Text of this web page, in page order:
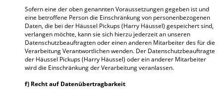
Sofern eine der oben genannten Voraussetzungen gegeben ist und
eine betroffene Person die Einschränkung von personenbezogenen
Daten, die bei der Häussel Pickups (Harry Häussel) gespeichert sind,
verlangen möchte, kann sie sich hierzu jederzeit an unseren
Datenschutzbeauftragten oder einen anderen Mitarbeiter des für die
Verarbeitung Verantwortlichen wenden. Der Datenschutzbeauftragte
der Häussel Pickups (Harry Häussel) oder ein anderer Mitarbeiter
wird die Einschränkung der Verarbeitung veranlassen.
f) Recht auf Datenübertragbarkeit